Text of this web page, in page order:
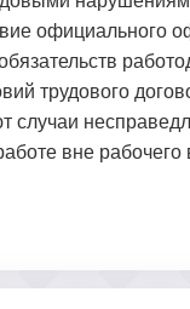
официального
трудового
случаи
вне